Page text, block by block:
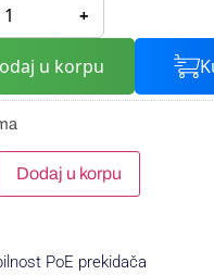
+
u korpu
Dodaj u korpu
PoE prekidača